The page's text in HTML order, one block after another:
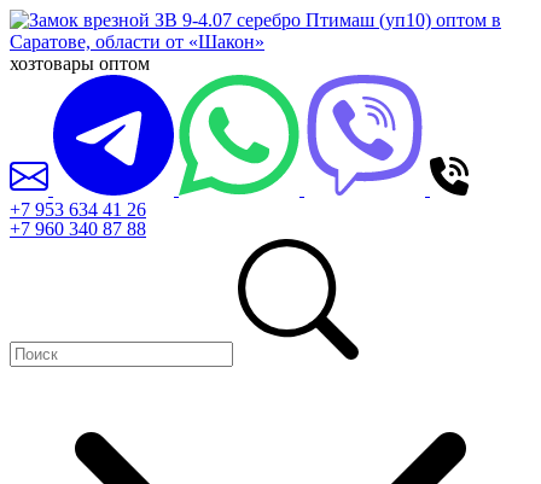
хозтовары оптом
+7 953 634 41 26
+7 960 340 87 88